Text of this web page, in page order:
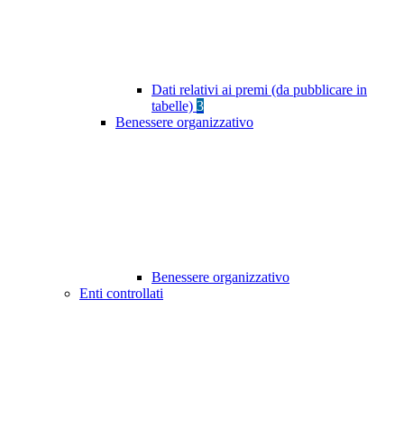
Dati relativi ai premi (da pubblicare in
tabelle) 3
Benessere organizzativo
Benessere organizzativo
Enti controllati